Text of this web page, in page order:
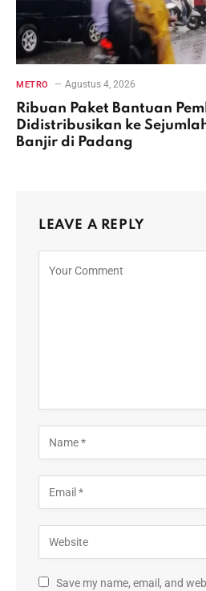
METRO Agustus 4, 2026
Ribuan Paket Bantuan
Didistribusikan ke
Banjir di Padang
LEAVE A REPLY
Save my name, email, and